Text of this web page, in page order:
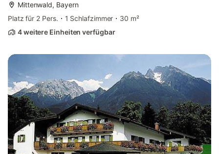
Mittenwald, Bayern
Platz für 2 Pers.
1 Schlafzimmer
30 m²
4 weitere Einheiten verfügbar